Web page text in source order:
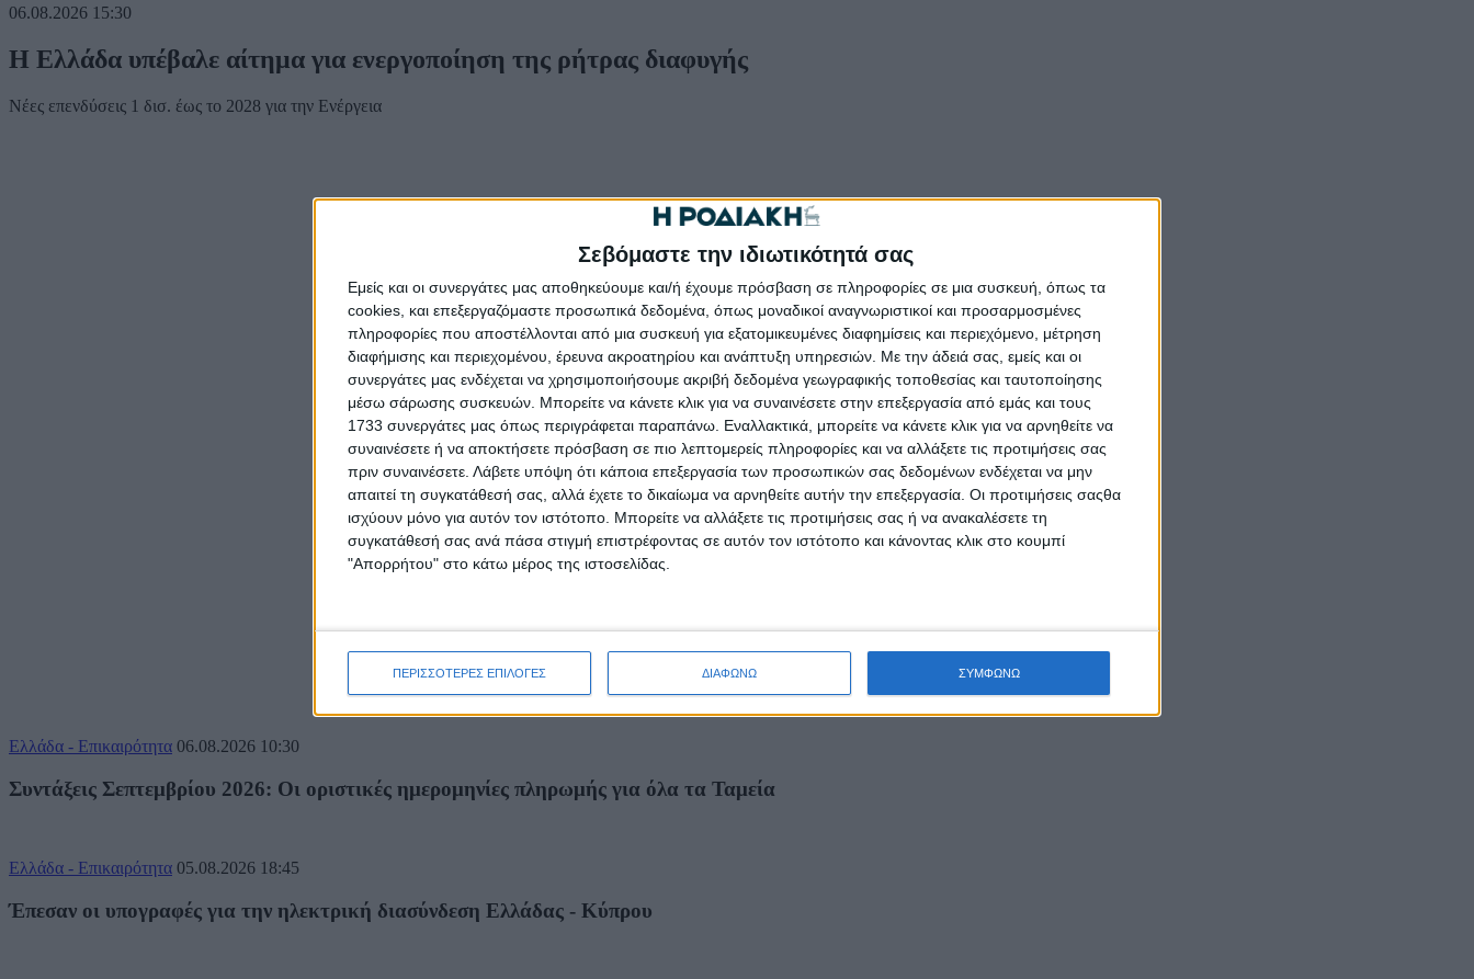
Σεβόμαστε την ιδιωτικότητά σας
Εμείς και οι συνεργάτες μας αποθηκεύουμε και/ή έχουμε πρόσβαση σε πληροφορίες σε μια συσκευή, όπως τα
cookies, και επεξεργαζόμαστε προσωπικά δεδομένα, όπως μοναδικοί αναγνωριστικοί και προσαρμοσμένες
πληροφορίες που αποστέλλονται από μια συσκευή για εξατομικευμένες διαφημίσεις και περιεχόμενο, μέτρηση
διαφήμισης και περιεχομένου, έρευνα ακροατηρίου και ανάπτυξη υπηρεσιών. Με την άδειά σας, εμείς και οι
συνεργάτες μας ενδέχεται να χρησιμοποιήσουμε ακριβή δεδομένα γεωγραφικής τοποθεσίας και ταυτοποίησης
μέσω σάρωσης συσκευών. Μπορείτε να κάνετε κλικ για να συναινέσετε στην επεξεργασία από εμάς και τους
1733 συνεργάτες μας όπως περιγράφεται παραπάνω. Εναλλακτικά, μπορείτε να κάνετε κλικ για να αρνηθείτε να
συναινέσετε ή να αποκτήσετε πρόσβαση σε πιο λεπτομερείς πληροφορίες και να αλλάξετε τις προτιμήσεις σας
πριν συναινέσετε. Λάβετε υπόψη ότι κάποια επεξεργασία των προσωπικών σας δεδομένων ενδέχεται να μην
απαιτεί τη συγκατάθεσή σας, αλλά έχετε το δικαίωμα να αρνηθείτε αυτήν την επεξεργασία. Οι προτιμήσεις σαςθα
ισχύουν μόνο για αυτόν τον ιστότοπο. Μπορείτε να αλλάξετε τις προτιμήσεις σας ή να ανακαλέσετε τη
συγκατάθεσή σας ανά πάσα στιγμή επιστρέφοντας σε αυτόν τον ιστότοπο και κάνοντας κλικ στο κουμπί
"Απορρήτου" στο κάτω μέρος της ιστοσελίδας.
ΠΕΡΙΣΣΟΤΕΡΕΣ ΕΠΙΛΟΓΕΣ ΔΙΑΦΩΝΩ ΣΥΜΦΩΝΩ
06.08.2026 15:30
Η Ελλάδα υπέβαλε αίτημα για ενεργοποίηση της ρήτρας διαφυγής
Νέες επενδύσεις 1 δισ. έως το 2028 για την Ενέργεια
Ελλάδα - Επικαιρότητα 06.08.2026 10:30
Συντάξεις Σεπτεμβρίου 2026: Οι οριστικές ημερομηνίες πληρωμής για όλα τα Ταμεία
Ελλάδα - Επικαιρότητα 05.08.2026 18:45
Έπεσαν οι υπογραφές για την ηλεκτρική διασύνδεση Ελλάδας - Κύπρου